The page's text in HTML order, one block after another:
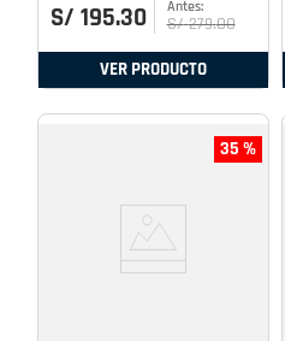
S/ 195.30 S/ 279.00
VER PRODUCTO
35 %